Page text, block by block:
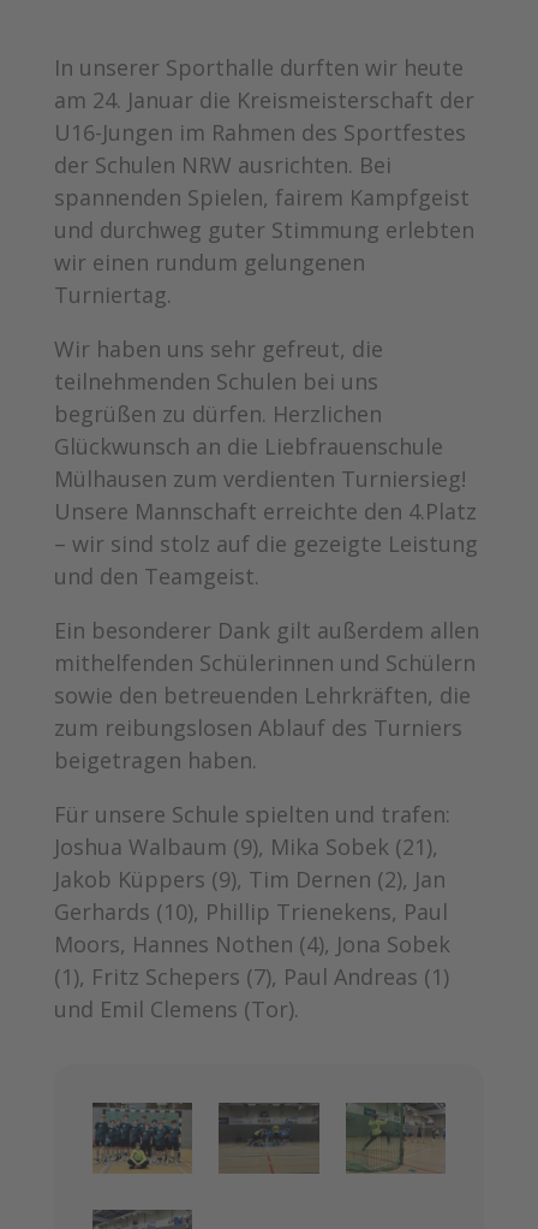
In unserer Sporthalle durften wir heute
am 24. Januar die Kreismeisterschaft der
U16-Jungen im Rahmen des Sportfestes
der Schulen NRW ausrichten. Bei
spannenden Spielen, fairem Kampfgeist
und durchweg guter Stimmung erlebten
wir einen rundum gelungenen
Turniertag.
Wir haben uns sehr gefreut, die
teilnehmenden Schulen bei uns
begrüßen zu dürfen. Herzlichen
Glückwunsch an die Liebfrauenschule
Mülhausen zum verdienten Turniersieg!
Unsere Mannschaft erreichte den 4.Platz
– wir sind stolz auf die gezeigte Leistung
und den Teamgeist.
Ein besonderer Dank gilt außerdem allen
mithelfenden Schülerinnen und Schülern
sowie den betreuenden Lehrkräften, die
zum reibungslosen Ablauf des Turniers
beigetragen haben.
Für unsere Schule spielten und trafen:
Joshua Walbaum (9), Mika Sobek (21),
Jakob Küppers (9), Tim Dernen (2), Jan
Gerhards (10), Phillip Trienekens, Paul
Moors, Hannes Nothen (4), Jona Sobek
(1), Fritz Schepers (7), Paul Andreas (1)
und Emil Clemens (Tor).